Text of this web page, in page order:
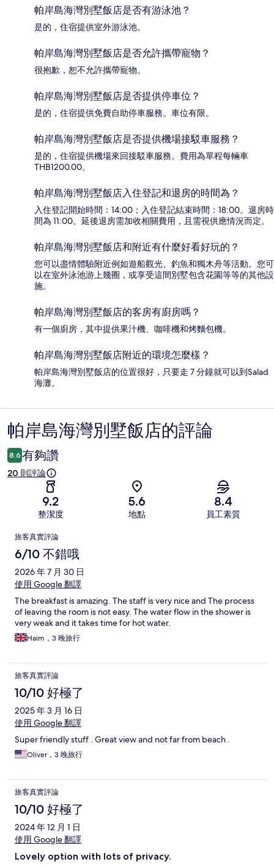
帕岸島海灣別墅飯店是否有游泳池？
是的，住宿提供室外游泳池。
帕岸島海灣別墅飯店是否允許攜帶寵物？
很抱歉，恕不允許攜帶寵物。
帕岸島海灣別墅飯店是否提供停車位？
是的，住宿提供免費自助停車服務。車位有限。
帕岸島海灣別墅飯店是否提供機場接駁車服務？
是的，住宿提供機場來回接駁車服務。費用為單程每輛車
THB1200.00。
帕岸島海灣別墅飯店入住登記和退房的時間為？
入住登記開始時間：14:00；入住登記結束時間：18:00。退房時
間為 11:00。延後退房需加收相關費用，且需視供應情況而定。
帕岸島海灣別墅飯店和附近有什麼好看好玩的？
您可以盡情體驗附近例如遊船觀光、釣魚和獨木舟等活動。您可
以在室外泳池游上幾圈，或享受這間別墅包含花園等等的其他設
施。
帕岸島海灣別墅飯店的客房有廚房嗎？
有一個廚房，其中提供果汁機、咖啡機和烤麵包機。
帕岸島海灣別墅飯店附近的環境怎麼樣？
帕岸島海灣別墅飯店的位置很好，只要走 7 分鐘就可以到Salad
海灘。
評
論
帕岸島海灣別墅飯店的評論
8.6 有夠讚
20 則評論
9.2
整潔度
5.6
地點
8.4
員工素質
評
論
旅客真實評論
6/10 不錯哦
2026 年 7 月 30 日
使用 Google 翻譯
The breakfast is amazing. The staff is very nice and The process
of leaving the room is not easy. The water flow in the shower is
very weak and it takes time for hot water.
Haim，3 晚旅行
旅客真實評論
10/10 好極了
2025 年 3 月 16 日
使用 Google 翻譯
Super friendly stuff . Great view and not far from beach .
Oliver，3 晚旅行
旅客真實評論
10/10 好極了
2024 年 12 月 1 日
使用 Google 翻譯
Lovely option with lots of privacy.